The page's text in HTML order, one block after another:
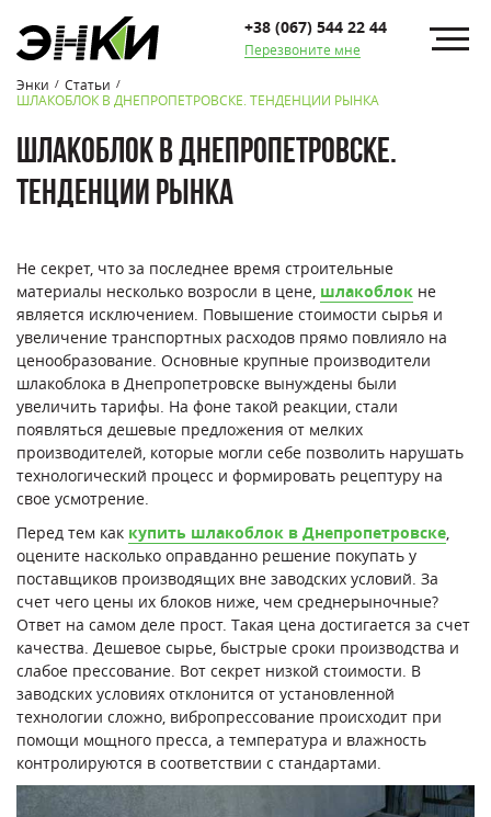
+38 (067) 544 22 44
Перезвоните мне
Энки / Статьи /
ШЛАКОБЛОК В ДНЕПРОПЕТРОВСКЕ. ТЕНДЕНЦИИ РЫНКА
ШЛАКОБЛОК В ДНЕПРОПЕТРОВСКЕ.
ТЕНДЕНЦИИ РЫНКА
Не секрет, что за последнее время строительные
материалы несколько возросли в цене, шлакоблок не
является исключением. Повышение стоимости сырья и
увеличение транспортных расходов прямо повлияло на
ценообразование. Основные крупные производители
шлакоблока в Днепропетровске вынуждены были
увеличить тарифы. На фоне такой реакции, стали
появляться дешевые предложения от мелких
производителей, которые могли себе позволить нарушать
технологический процесс и формировать рецептуру на
свое усмотрение.
Перед тем как купить шлакоблок в Днепропетровске,
оцените насколько оправданно решение покупать у
поставщиков производящих вне заводских условий. За
счет чего цены их блоков ниже, чем среднерыночные?
Ответ на самом деле прост. Такая цена достигается за счет
качества. Дешевое сырье, быстрые сроки производства и
слабое прессование. Вот секрет низкой стоимости. В
заводских условиях отклонится от установленной
технологии сложно, вибропрессование происходит при
помощи мощного пресса, а температура и влажность
контролируются в соответствии с стандартами.